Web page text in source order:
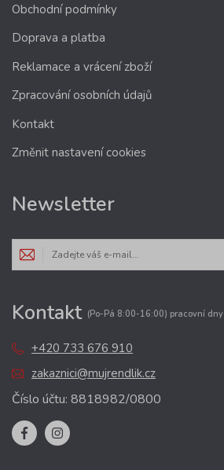
Obchodní podmínky
Doprava a platba
Reklamace a vrácení zboží
Zpracování osobních údajů
Kontakt
Změnit nastavení cookies
Newsletter
Kontakt (Po-Pá 8:00-16:00) pracovní dny
+420 733 676 910
zakaznici@mujrendlik.cz
Číslo účtu: 8818982/0800